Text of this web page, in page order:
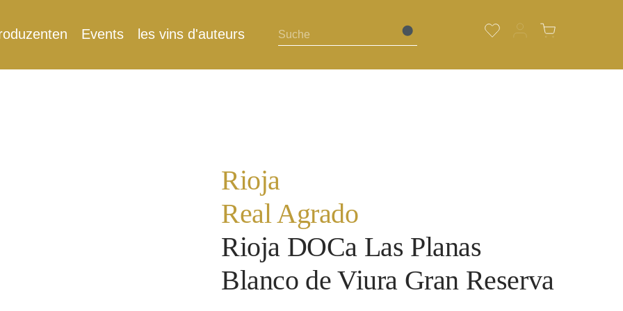
Events les vins d'auteurs
Rioja
Real Agrado
Rioja DOCa Las Planas
Blanco de Viura Gran Reserva